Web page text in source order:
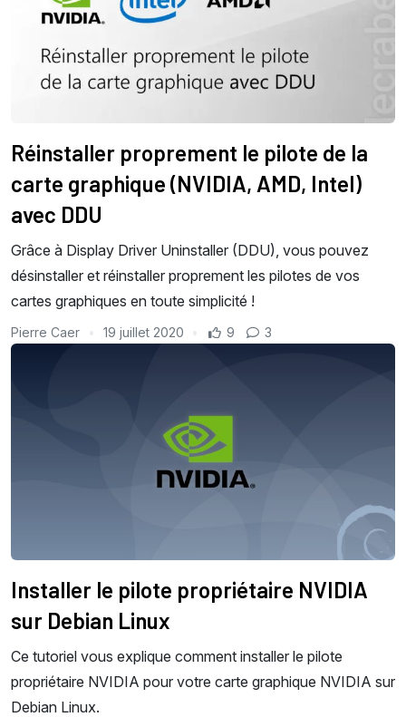
Réinstaller proprement le pilote de la
carte graphique (NVIDIA, AMD, Intel)
avec DDU
Grâce à Display Driver Uninstaller (DDU), vous pouvez
désinstaller et réinstaller proprement les pilotes de vos
cartes graphiques en toute simplicité !
Pierre Caer 19 juillet 2020 9 3
Installer le pilote propriétaire NVIDIA
sur Debian Linux
Ce tutoriel vous explique comment installer le pilote
propriétaire NVIDIA pour votre carte graphique NVIDIA sur
Debian Linux.